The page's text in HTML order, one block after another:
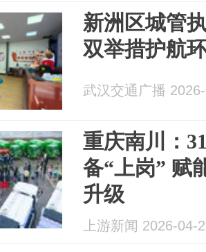
新洲区城管
双举措护航
武汉交通广播
重庆南川：
备“上岗” 赋
升级
上游新闻 2026-04-